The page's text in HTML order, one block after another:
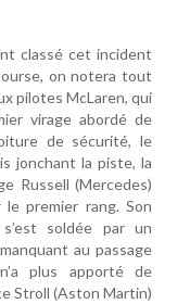
classé cet incident
on notera tout
pilotes McLaren, qui
virage abordé de
de sécurité, le
jonchant la piste, la
Russell (Mercedes)
premier rang. Son
soldée par un
au passage
plus apporté de
Stroll (Aston Martin)